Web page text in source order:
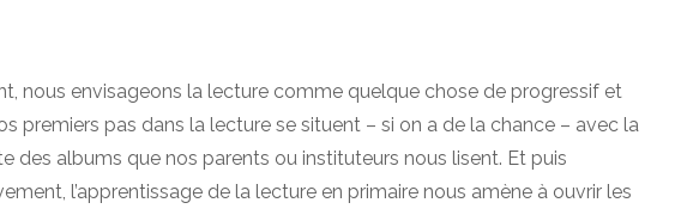
nous envisageons la lecture comme quelque chose de progressif et
premiers pas dans la lecture se situent – si on a de la chance – avec la
des albums que nos parents ou instituteurs nous lisent. Et puis
l’apprentissage de la lecture en primaire nous amène à ouvrir les